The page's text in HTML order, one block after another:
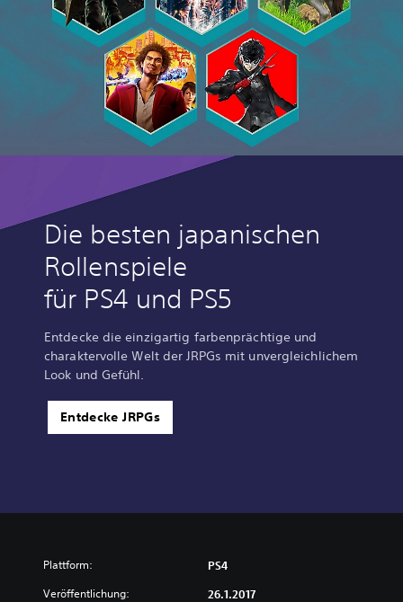
Die besten japanischen
Rollenspiele
für PS4 und PS5
Entdecke die einzigartig farbenprächtige und
charaktervolle Welt der JRPGs mit unvergleichlichem
Look und Gefühl.
Entdecke JRPGs
Plattform: PS4
Veröffentlichung: 26.1.2017